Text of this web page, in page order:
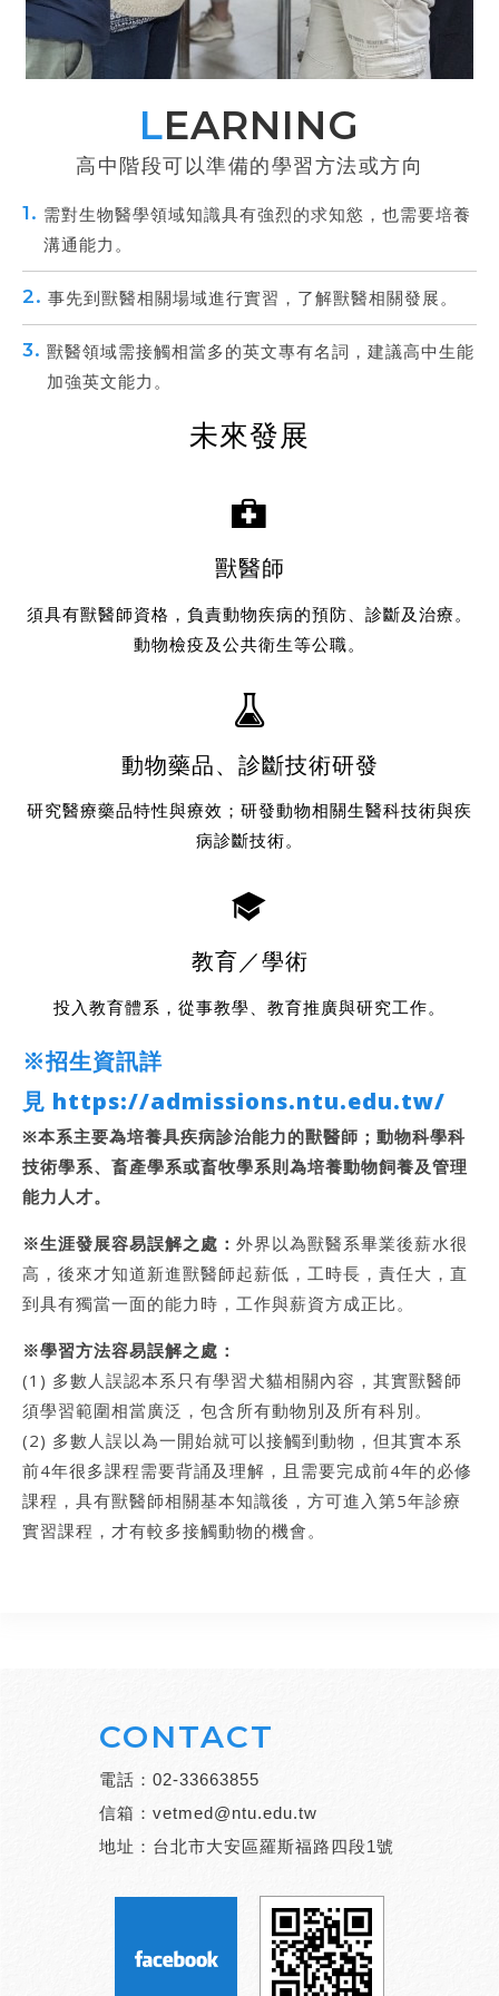
LEARNING
高中階段可以準備的學習方法或方向
1. 需對生物醫學領域知識具有強烈的求知慾，也需要培養
溝通能力。
2. 事先到獸醫相關場域進行實習，了解獸醫相關發展。
3. 獸醫領域需接觸相當多的英文專有名詞，建議高中生能
加強英文能力。
未來發展
獸醫師
須具有獸醫師資格，負責動物疾病的預防、診斷及治療。
動物檢疫及公共衛生等公職。
動物藥品、診斷技術研發
研究醫療藥品特性與療效；研發動物相關生醫科技術與疾
病診斷技術。
教育 ／學術
投入教育體系，從事教學、教育推廣與研究工作。
※招生資訊詳
見 https://admissions.ntu.edu.tw/
※本系主要為培養具疾病診治能力的獸醫師；動物科學科
技術學系、畜產學系或畜牧學系則為培養動物飼養及管理
能力人才。
※生涯發展容易誤解之處： 外界以為獸醫系畢業後薪水很
高，後來才知道新進獸醫師起薪低，工時長，責任大，直
到具有獨當一面的能力時，工作與薪資方成正比。
※學習方法容易誤解之處：
(1) 多數人誤認本系只有學習犬貓相關內容，其實獸醫師
須學習範圍相當廣泛，包含所有動物別及所有科別。
(2) 多數人誤以為一開始就可以接觸到動物，但其實本系
前4年很多課程需要背誦及理解，且需要完成前4年的必修
課程，具有獸醫師相關基本知識後，方可進入第5年診療
實習課程，才有較多接觸動物的機會。
CONTACT
電話： 02-33663855
信箱： vetmed@ntu.edu.tw
地址：台北市大安區羅斯福路四段1號